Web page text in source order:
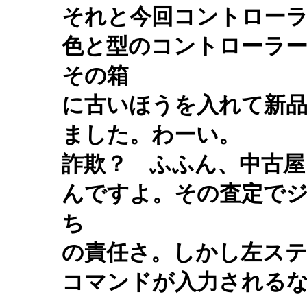
それと今回コントロー
色と型のコントローラ
その箱
に古いほうを入れて新
ました。わーい。
詐欺？ ふふん、中古
んですよ。その査定で
ち
の責任さ。しかし左ス
コマンドが入力される